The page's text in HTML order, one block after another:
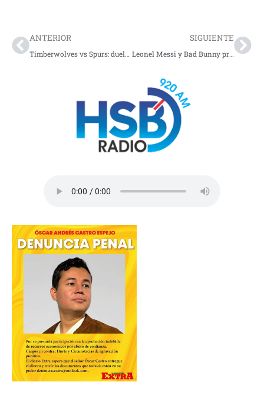
ANTERIOR
Timberwolves vs Spurs: duelo vibrante en los playoffs de la NBA 2026
SIGUIENTE
Leonel Messi y Bad Bunny protagonizan gran comercial del mundial